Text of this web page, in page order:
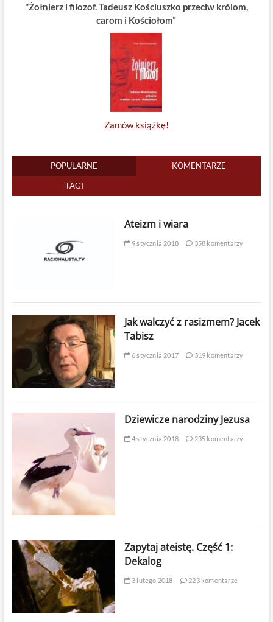
"Żołnierz i filozof. Tadeusz Kościuszko przeciw królom,
carom i Kościołom”
Zamów książkę!
POPULARNE KOMENTARZE
TAGI
Ateizm i wiara
9 stycznia 2018 358 komentarzy
Jak walczyć z rasizmem? Jacek
Tabisz
6 stycznia 2017 319 komentarzy
Dziewicze narodziny Jezusa
4 stycznia 2018 235 komentarzy
Zapytaj ateistę. Część 1:
Dekalog
3 lutego 2018 223 komentarze